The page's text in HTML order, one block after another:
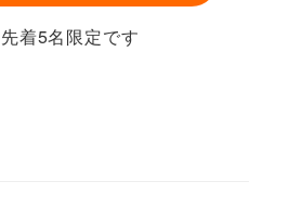
着5名限定です